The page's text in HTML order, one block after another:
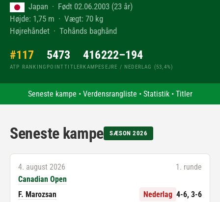
Japan · Født 02.06.2003 (23 år)
Højde: 1,75 m · Vægt: 70 kg
Højrehåndet · Tohånds baghånd
#117
ATP RANKING
547
POINT
3
TITLER
416
KAMPE
222–194
SEJRE / NEDERLAG (53,4%)
Seneste kampe • Verdensrangliste • Statistik• Titler
Seneste kampe SÆSON 2026
4. august 2026
1. runde
Canadian Open
F. Marozsan
Nederlag 4-6, 3-6